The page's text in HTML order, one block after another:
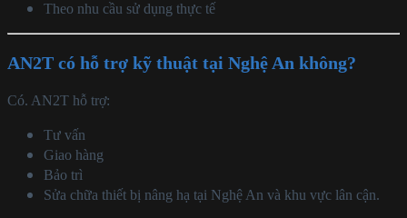
Theo nhu cầu sử dụng thực tế
AN2T có hỗ trợ kỹ thuật tại Nghệ An không?
Có. AN2T hỗ trợ:
Tư vấn
Giao hàng
Bảo trì
Sửa chữa thiết bị nâng hạ tại Nghệ An và khu vực lân cận.